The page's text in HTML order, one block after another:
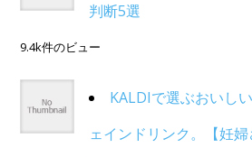
判断5選
9.4k件のビュー
KALDIで選ぶおいし
ェインドリンク。【妊